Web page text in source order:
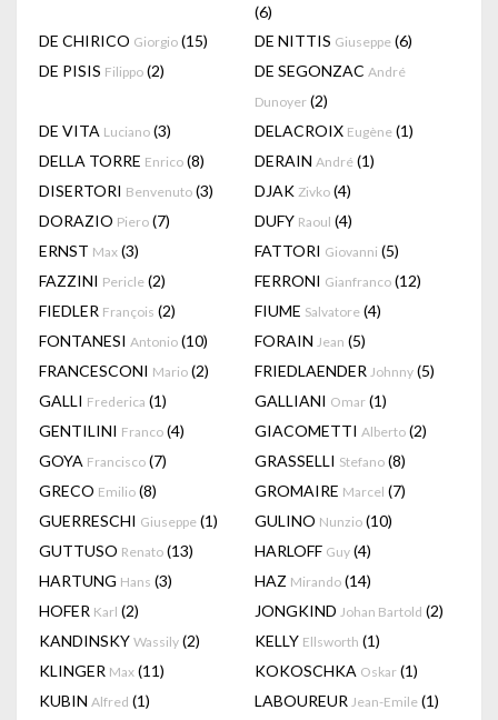
(6)
DE CHIRICO Giorgio (15) DE NITTIS Giuseppe (6)
DE PISIS Filippo (2) DE SEGONZAC André
Dunoyer (2)
DE VITA Luciano (3) DELACROIX Eugène (1)
DELLA TORRE Enrico (8) DERAIN André (1)
DISERTORI Benvenuto (3) DJAK Zivko (4)
DORAZIO Piero (7) DUFY Raoul (4)
ERNST Max (3) FATTORI Giovanni (5)
FAZZINI Pericle (2) FERRONI Gianfranco (12)
FIEDLER François (2) FIUME Salvatore (4)
FONTANESI Antonio (10) FORAIN Jean (5)
FRANCESCONI Mario (2) FRIEDLAENDER Johnny (5)
GALLI Frederica (1) GALLIANI Omar (1)
GENTILINI Franco (4) GIACOMETTI Alberto (2)
GOYA Francisco (7) GRASSELLI Stefano (8)
GRECO Emilio (8) GROMAIRE Marcel (7)
GUERRESCHI Giuseppe (1) GULINO Nunzio (10)
GUTTUSO Renato (13) HARLOFF Guy (4)
HARTUNG Hans (3) HAZ Mirando (14)
HOFER Karl (2) JONGKIND Johan Bartold (2)
KANDINSKY Wassily (2) KELLY Ellsworth (1)
KLINGER Max (11) KOKOSCHKA Oskar (1)
KUBIN Alfred (1) LABOUREUR Jean-Emile (1)